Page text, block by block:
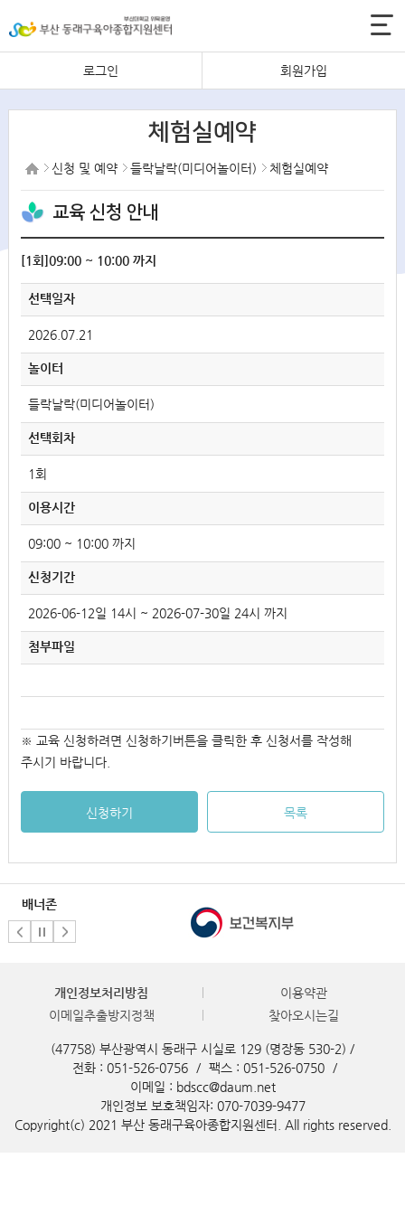
로그인 회원가입
체험실예약
신청 및 예약 들락날락(미디어놀이터) 체험실예약
교육 신청 안내
[1회]09:00 ~ 10:00 까지
선택일자
2026.07.21
놀이터
들락날락(미디어놀이터)
선택회차
1회
이용시간
09:00 ~ 10:00 까지
신청기간
2026-06-12일 14시 ~ 2026-07-30일 24시 까지
첨부파일
※ 교육 신청하려면 신청하기버튼을 클릭한 후 신청서를 작성해
주시기 바랍니다.
신청하기 목록
배너존
개인정보처리방침
이용약관
이메일추출방지정책
찾아오시는길
(47758) 부산광역시 동래구 시실로 129 (명장동 530-2) /
전화 : 051-526-0756
/ 팩스 : 051-526-0750
/
이메일 : bdscc@daum.net
개인정보 보호책임자: 070-7039-9477
Copyright(c) 2021 부산 동래구육아종합지원센터. All rights reserved.